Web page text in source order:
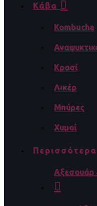
Κάβα
Kombucha
Κρασί
Λικέρ
Μπύρες
Χυμοί
Περισσότερα
Αξεσουάρ